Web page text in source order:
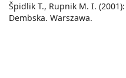
Špidlik T., Rupnik M. I.
Dembska. Warszawa.